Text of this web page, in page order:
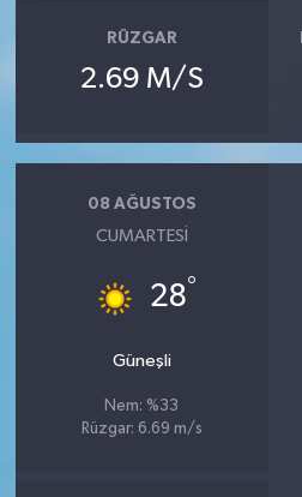
RÜZGAR
2.69 M/S
08 AĞUSTOS
CUMARTESI
28°
Güneşli
Nem: %33
Rüzgar: 6.69 m/s